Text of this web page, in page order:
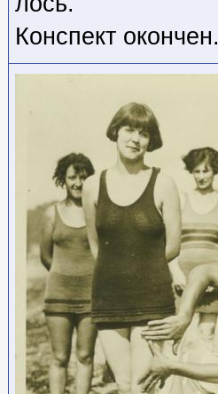
Конспект окончен.